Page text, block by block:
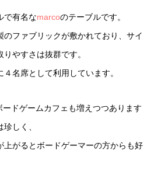
で有名なmarcoのテーブルです。
のファブリックが敷かれており、サイ
やすさは抜群です。
名席として利用しています。
ドゲームカフェも増えつつあります
しく、
上がるとボードゲーマーの方からも好